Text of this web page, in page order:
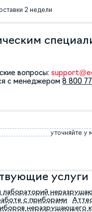
2 недели
вопросы:
с менеджером8 800
уточняйте у
услуги
лабораторий
с приборами
неразрушающего